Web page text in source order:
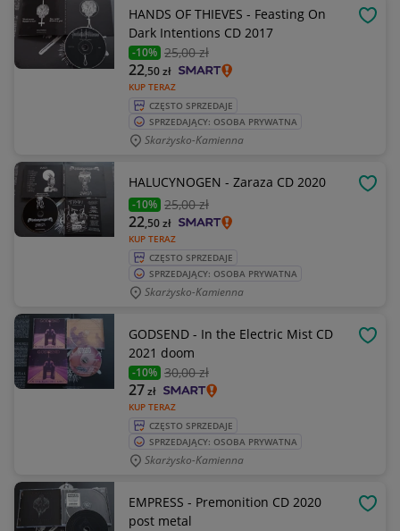
HANDS OF THIEVES - Feasting On
Dark Intentions CD 2017
-10% 25,00 zł
KUP TERAZ
22,50zł
CZĘSTO SPRZEDAJE
SPRZEDAJĄCY: OSOBA PRYWATNA
Skarżysko-Kamienna
HALUCYNOGEN - Zaraza CD 2020
-10% 25,00 zł
KUP TERAZ
22,50zł
CZĘSTO SPRZEDAJE
SPRZEDAJĄCY: OSOBA PRYWATNA
Skarżysko-Kamienna
GODSEND - In the Electric Mist CD
2021 doom
-10% 30,00 zł
KUP TERAZ
27zł
CZĘSTO SPRZEDAJE
SPRZEDAJĄCY: OSOBA PRYWATNA
Skarżysko-Kamienna
EMPRESS - Premonition CD 2020
post metal